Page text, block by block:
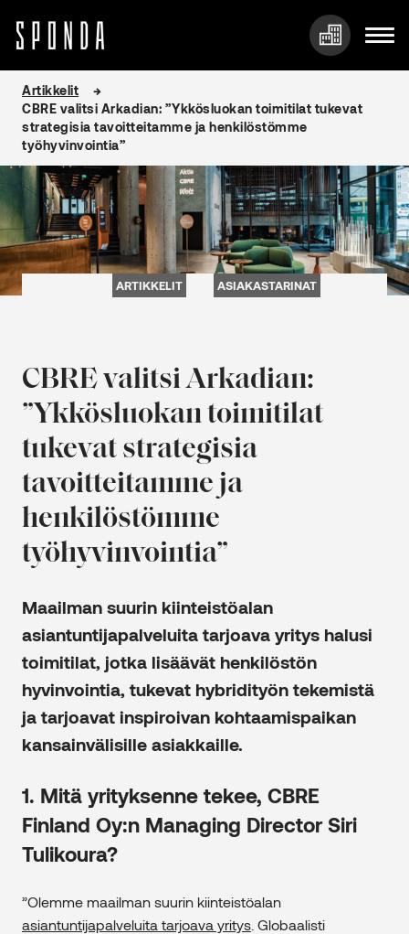
sisältöön
Artikkelit
CBRE valitsi Arkadian: ”Ykkösluokan toimitilat tukevat
strategisia tavoitteitamme ja henkilöstömme
työhyvinvointia”
ARTIKKELIT ASIAKASTARINAT
CBRE valitsi Arkadian:
”Ykkösluokan toimitilat
tukevat strategisia
tavoitteitamme ja
henkilöstömme
työhyvinvointia”
Maailman suurin kiinteistöalan
asiantuntijapalveluita tarjoava yritys halusi
toimitilat, jotka lisäävät henkilöstön
hyvinvointia, tukevat hybridityön tekemistä
ja tarjoavat inspiroivan kohtaamispaikan
kansainvälisille asiakkaille.
1. Mitä yrityksenne tekee, CBRE
Finland Oy:n Managing Director Siri
Tulikoura?
”Olemme maailman suurin kiinteistöalan
asiantuntijapalveluita tarjoava yritys . Globaalisti